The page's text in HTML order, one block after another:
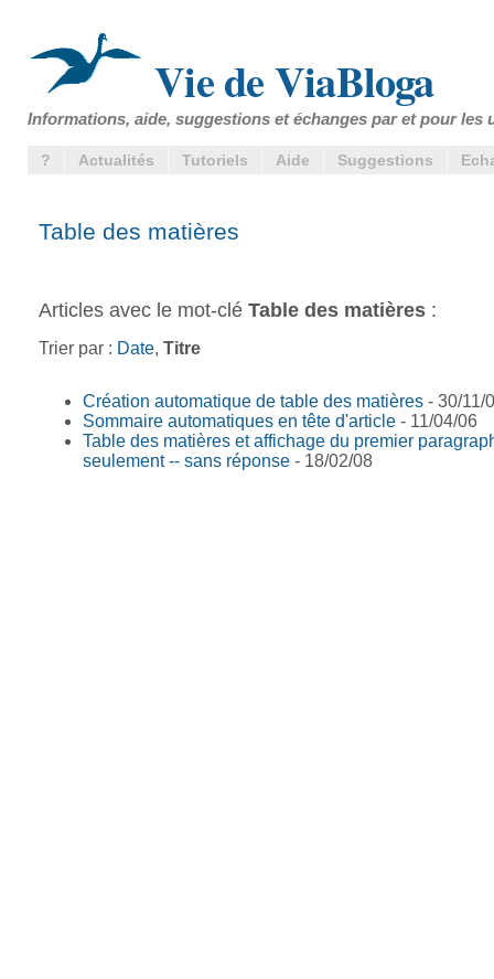
Vie de ViaBloga
Informations, aide, suggestions et échanges par et pour les
? Actualités Tutoriels Aide Suggestions
Table des matières
Articles avec le mot-clé Table des matières :
Trier par : Date, Titre
Création automatique de table des matières - 30/11/
Sommaire automatiques en tête d'article - 11/04/06
Table des matières et affichage du premier
seulement -- sans réponse - 18/02/08